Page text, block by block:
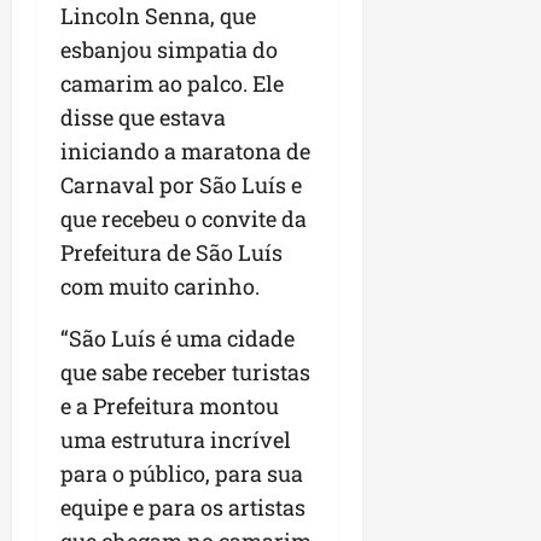
Lincoln Senna, que
esbanjou simpatia do
camarim ao palco. Ele
disse que estava
iniciando a maratona de
Carnaval por São Luís e
que recebeu o convite da
Prefeitura de São Luís
com muito carinho.
“São Luís é uma cidade
que sabe receber turistas
e a Prefeitura montou
uma estrutura incrível
para o público, para sua
equipe e para os artistas